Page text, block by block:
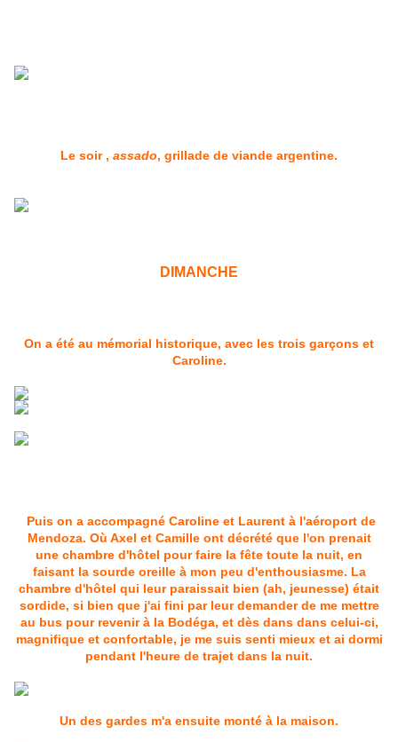
Le soir , assado, grillade de viande argentine.
DIMANCHE
On a été au mémorial historique, avec les trois garçons et
Caroline.
Puis on a accompagné Caroline et Laurent à l'aéroport de
Mendoza. Où Axel et Camille ont décrété que l'on prenait
une chambre d'hôtel pour faire la fête toute la nuit, en
faisant la sourde oreille à mon peu d'enthousiasme. La
chambre d'hôtel qui leur paraissait bien (ah, jeunesse) était
sordide, si bien que j'ai fini par leur demander de me mettre
au bus pour revenir à la Bodéga, et dès dans dans celui-ci,
magnifique et confortable, je me suis senti mieux et ai dormi
pendant l'heure de trajet dans la nuit.
Un des gardes m'a ensuite monté à la maison.